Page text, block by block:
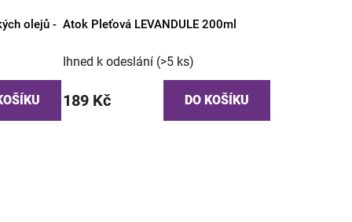
olejů - Atok Pleťová LEVANDULE 200ml
Ihned k odeslání (>5 ks)
189 Kč DO KOŠÍKU